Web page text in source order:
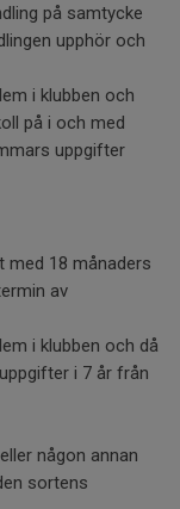
på samtycke
upphör och
i klubben och
på i och med
uppgifter
med 18 månaders
av
i klubben och då
i 7 år från
någon annan
sortens